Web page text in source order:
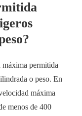
permitida
o peso. En
máxima
menos de 400